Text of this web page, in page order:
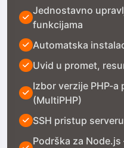
Jednostavno
funkcijama
Automatska
Uvid u promet,
Izbor verzije PHP-
(MultiPHP)
SSH pristup
Podrška za